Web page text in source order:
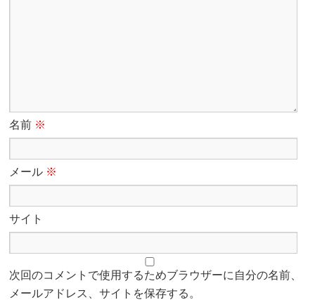
名前 ※
メール ※
サイト
次回のコメントで使用するためブラウザーに自分の名前、
メールアドレス、サイトを保存する。